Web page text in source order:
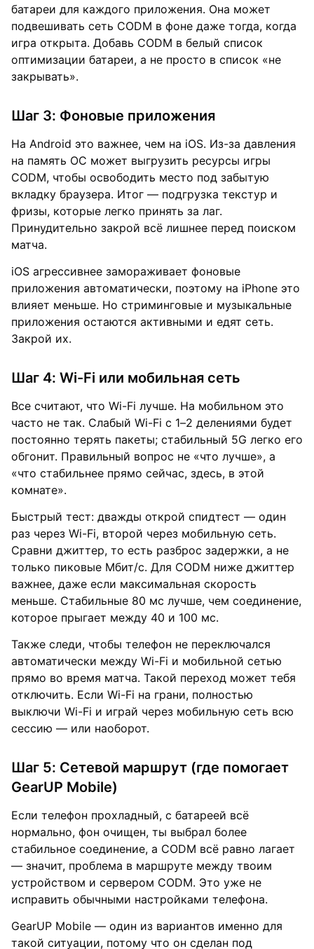
батареи для каждого приложения. Она может
подвешивать сеть CODM в фоне даже тогда, когда
игра открыта. Добавь CODM в белый список
оптимизации батареи, а не просто в список «не
закрывать».
Шаг 3: Фоновые приложения
На Android это важнее, чем на iOS. Из-за давления
на память ОС может выгрузить ресурсы игры
CODM, чтобы освободить место под забытую
вкладку браузера. Итог — подгрузка текстур и
фризы, которые легко принять за лаг.
Принудительно закрой всё лишнее перед поиском
матча.
iOS агрессивнее замораживает фоновые
приложения автоматически, поэтому на iPhone это
влияет меньше. Но стриминговые и музыкальные
приложения остаются активными и едят сеть.
Закрой их.
Шаг 4: Wi-Fi или мобильная сеть
Все считают, что Wi-Fi лучше. На мобильном это
часто не так. Слабый Wi-Fi с 1–2 делениями будет
постоянно терять пакеты; стабильный 5G легко его
обгонит. Правильный вопрос не «что лучше», а
«что стабильнее прямо сейчас, здесь, в этой
комнате».
Быстрый тест: дважды открой спидтест — один
раз через Wi-Fi, второй через мобильную сеть.
Сравни джиттер, то есть разброс задержки, а не
только пиковые Мбит/с. Для CODM ниже джиттер
важнее, даже если максимальная скорость
меньше. Стабильные 80 мс лучше, чем соединение,
которое прыгает между 40 и 100 мс.
Также следи, чтобы телефон не переключался
автоматически между Wi-Fi и мобильной сетью
прямо во время матча. Такой переход может тебя
отключить. Если Wi-Fi на грани, полностью
выключи Wi-Fi и играй через мобильную сеть всю
сессию — или наоборот.
Шаг 5: Сетевой маршрут (где помогает
GearUP Mobile)
Если телефон прохладный, с батареей всё
нормально, фон очищен, ты выбрал более
стабильное соединение, а CODM всё равно лагает
— значит, проблема в маршруте между твоим
устройством и сервером CODM. Это уже не
исправить обычными настройками телефона.
GearUP Mobile — один из вариантов именно для
такой ситуации, потому что он сделан под